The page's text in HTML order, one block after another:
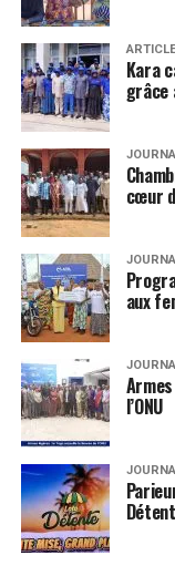
Kara
grâce
cœur
aux
l’ONU